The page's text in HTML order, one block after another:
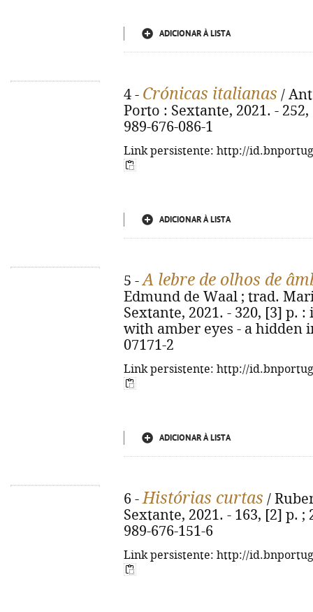
ADICIONAR À LISTA
4 - Crónicas italianas /
Porto : Sextante, 2021. -
989-676-086-1
Link persistente: http://
ADICIONAR À LISTA
5 -A lebre de olhos de
Edmund de Waal ; trad.
Sextante, 2021. - 320, [3] p.
with amber eyes - a hidden
07171-2
Link persistente: http://
ADICIONAR À LISTA
6 -Histórias curtas /
Sextante, 2021. - 163, [2] p. ;
989-676-151-6
Link persistente: http://